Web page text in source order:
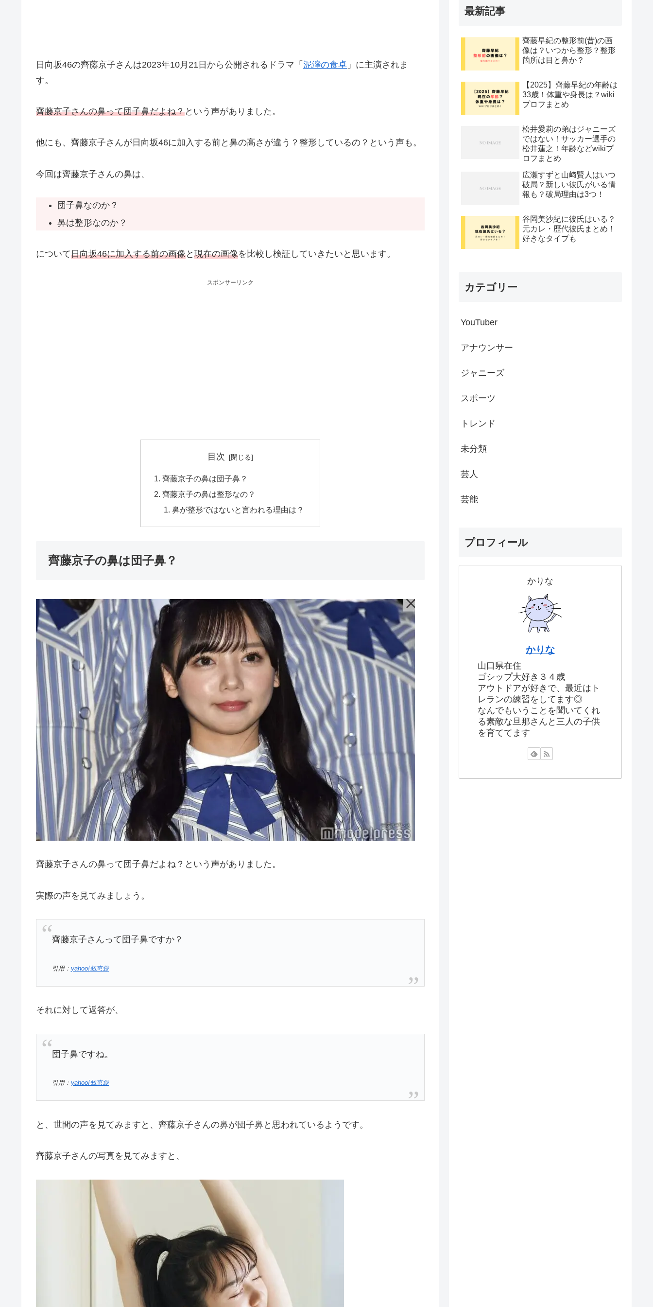
日向坂46の齊藤京子さんは2023年10月21日から公開されるドラマ「 泥濘の食卓 」に主演されま
す。
齊藤京子さんの鼻って団子鼻だよね？という声がありました。
他にも、齊藤京子さんが日向坂46に加入する前と鼻の高さが違う？整形しているの？という声も。
今回は齊藤京子さんの鼻は、
団子鼻なのか？
鼻は整形なのか？
について日向坂46に加入する前の画像と 現在の画像を比較し検証していきたいと思います。
スポンサーリンク
目次
齊藤京子の鼻は団子鼻？
齊藤京子の鼻は整形なの？
鼻が整形ではないと言われる理由は？
齊藤京子の鼻は団子鼻？
齊藤京子さんの鼻って団子鼻だよね？という声がありました。
実際の声を見てみましょう。
齊藤京子さんって団子鼻ですか？
引用：yahoo!知恵袋
それに対して返答が、
団子鼻ですね。
引用：yahoo!知恵袋
と、世間の声を見てみますと、齊藤京子さんの鼻が団子鼻と思われているようです。
齊藤京子さんの写真を見てみますと、
最新記事
齊藤早紀の整形前(昔)の画
像は？いつから整形？整形
箇所は目と鼻か？
【2025】齊藤早紀の年齢は
33歳！体重や身長は？wiki
プロフまとめ
松井愛莉の弟はジャニーズ
ではない！サッカー選手の
松井蓮之！年齢などwikiプ
ロフまとめ
広瀬すずと山﨑賢人はいつ
破局？新しい彼氏がいる情
報も？破局理由は3つ！
谷岡美沙紀に彼氏はいる？
元カレ・歴代彼氏まとめ！
好きなタイプも
カテゴリー
YouTuber
アナウンサー
ジャニーズ
スポーツ
トレンド
未分類
芸人
芸能
プロフィール
かりな
かりな
山口県在住
ゴシップ大好き３４歳
アウトドアが好きで、最近はト
レランの練習をしてます◎
なんでもいうことを聞いてくれ
る素敵な旦那さんと三人の子供
を育ててます